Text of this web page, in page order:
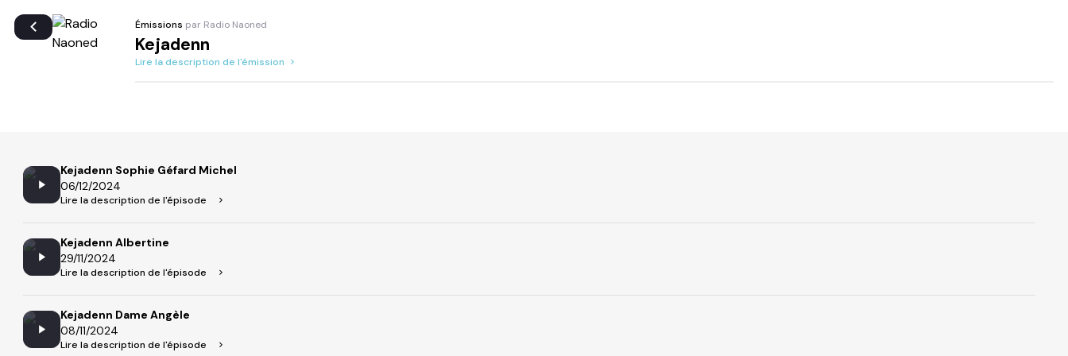
Émissions par Radio Naoned
Kejadenn
Lire la description de l'émission
Kejadenn Sophie Géfard Michel
06/12/2024
Lire la description de l'épisode
Kejadenn Albertine
29/11/2024
Lire la description de l'épisode
Kejadenn Dame Angèle
08/11/2024
Lire la description de l'épisode